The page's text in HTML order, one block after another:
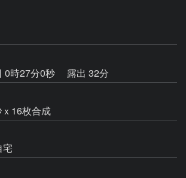
0時27分0秒
露出 32分
16枚合成
宅